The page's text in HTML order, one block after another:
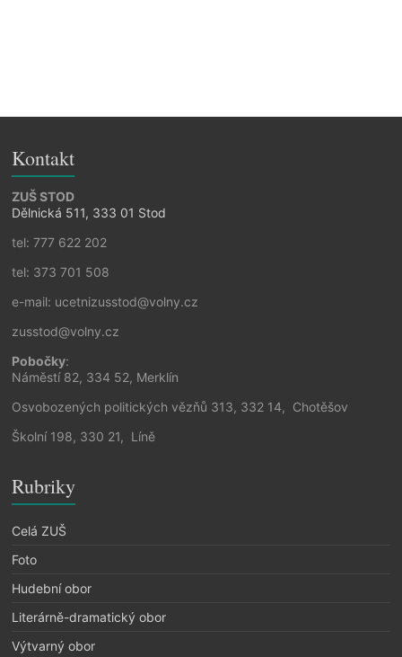
Kontakt
ZUŠ STOD
Dělnická 511, 333 01 Stod
tel: 777 622 202
tel: 373 701 508
e-mail: ucetnizusstod@volny.cz
zusstod@volny.cz
Pobočky:
Náměstí 82, 334 52, Merklín
Osvobozených politických vězňů 313, 332 14, Chotěšov
Školní 198, 330 21, Líně
Rubriky
Celá ZUŠ
Foto
Hudební obor
Literárně-dramatický obor
Výtvarný obor